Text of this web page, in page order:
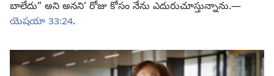
బాలేదు” అని అనని’ రోజు కోసం నేను ఎదురుచూస్తున్నాను.—
యెషయా 33:24.